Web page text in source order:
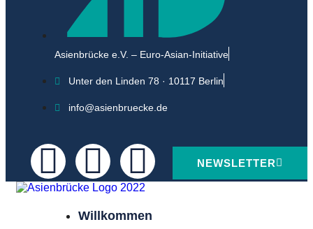
Asienbrücke e.V. – Euro-Asian-Initiative
Unter den Linden 78 · 10117 Berlin
info@asienbruecke.de
NEWSLETTER
Willkommen